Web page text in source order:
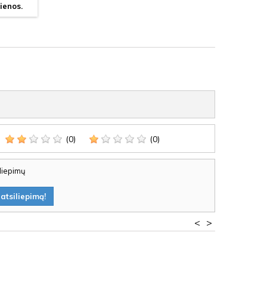
(0) (0)
>
<